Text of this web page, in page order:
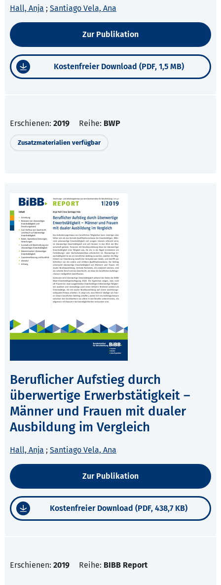
Hall, Anja ; Santiago Vela, Ana
Zur Publikation
Kostenfreier Download (PDF, 1,5 MB)
Erschienen: 2019 Reihe: BWP
Zusatzmaterialien verfügbar
Beruflicher Aufstieg durch
überwertige Erwerbstätigkeit –
Männer und Frauen mit dualer
Ausbildung im Vergleich
Hall, Anja ; Santiago Vela, Ana
Zur Publikation
Kostenfreier Download (PDF, 438,7 KB)
Erschienen: 2019 Reihe: BIBB Report